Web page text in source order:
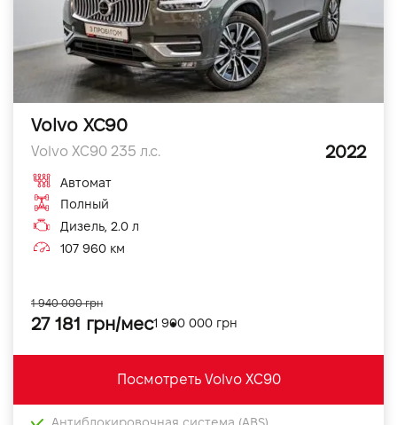
Volvo XC90
Volvo XC90 235 л.с. 2022
Автомат
Полный
Дизель, 2.0 л
107 960 км
27 181 грн/мес1 900 000 грн
1 940 000 грн
Посмотреть Volvo XC90